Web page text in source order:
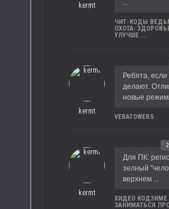
kermt
...
ЧИТ-КОДЫ
ОХОТА:
УЛУЧШЕ ...
kermt
Ребята,
делают.
новые
VERATOWERS
kermt
Для ПК:
зелный
верхнем ...
ХИДЕО
ЗАНИМАТЬСЯ